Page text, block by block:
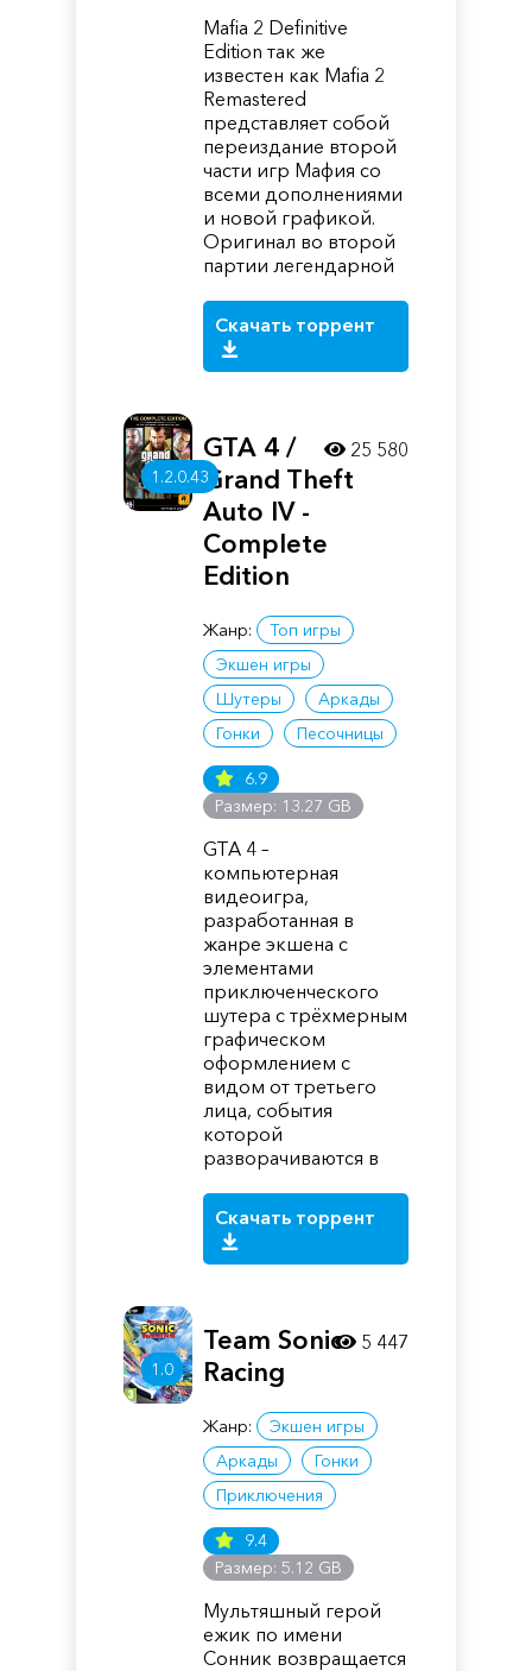
Mafia 2 Definitive
Edition так же
известен как Mafia 2
Remastered
представляет собой
переиздание второй
части игр Мафия со
всеми дополнениями
и новой графикой.
Оригинал во второй
партии легендарной
Скачать торрент
1.2.0.43
GTA 4 /
Grand Theft
Auto IV -
Complete
Edition
Жанр:
Топ игры
Экшен игры
Шутеры
Аркады
Гонки
Песочницы
6.9
Размер: 13.27 GB
GTA 4 –
компьютерная
видеоигра,
разработанная в
жанре экшена с
элементами
приключенческого
шутера с трёхмерным
графическом
оформлением с
видом от третьего
лица, события
которой
разворачиваются в
Скачать торрент
25 580
1.0
Team Sonic
Racing
Жанр:
Экшен игры
Аркады
Гонки
Приключения
9.4
Размер: 5.12 GB
Мультяшный герой
ежик по имени
Сонник возвращается
5 447